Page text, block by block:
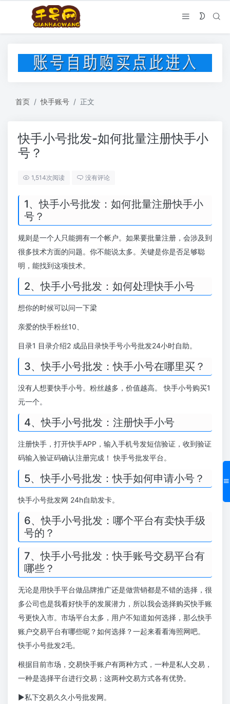
首页 快手账号 正文
快手小号批发-如何批量注册快手小
号？
1,514次阅读 没有评论
1、快手小号批发：如何批量注册快手小
号？
规则是一个人只能拥有一个帐户。如果要批量注册，会涉及到
很多技术方面的问题。你不能说太多。关键是你是否足够聪
明，能找到这项技术。
2、快手小号批发：如何处理快手小号
想你的时候可以问一下梁
亲爱的快手粉丝10、
目录1 目录介绍2 成品目录快手号小号批发24小时自助。
3、快手小号批发：快手小号在哪里买？
没有人想要快手小号。粉丝越多，价值越高。 快手小号购买1
元一个。
4、快手小号批发：注册快手小号
注册快手，打开快手APP，输入手机号发短信验证，收到验证
码输入验证码确认注册完成！ 快手号批发平台。
5、快手小号批发：快手如何申请小号？
快手小号批发网 24h自助发卡。
6、快手小号批发：哪个平台有卖快手级
号的？
7、快手小号批发：快手账号交易平台有
哪些？
无论是用快手平台做品牌推广还是做营销都是不错的选择，很
多公司也是我看好快手的发展潜力，所以我会选择购买快手账
号更快入市。市场平台太多，用户不知道如何选择，那么快手
账户交易平台有哪些呢？如何选择？一起来看看海照网吧。
快手小号批发2毛。
根据目前市场，交易快手账户有两种方式，一种是私人交易，
一种是选择平台进行交易；这两种交易方式各有优势。
▶私下交易久久小号批发网。